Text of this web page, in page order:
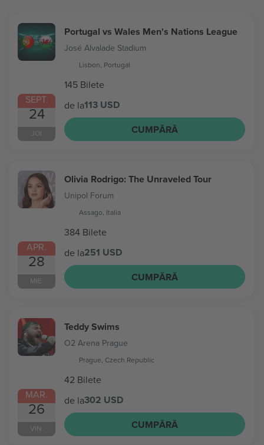
SEPT.
24
JOI
Portugal vs Wales Men's Nations League
José Alvalade Stadium
Lisbon, Portugal
145 Bilete
de la113 USD
CUMPĂRĂ
APR.
28
MIE.
Olivia Rodrigo: The Unraveled Tour
Unipol Forum
Assago, Italia
384 Bilete
de la251 USD
CUMPĂRĂ
MAR.
26
VIN.
Teddy Swims
O2 Arena Prague
Prague, Czech Republic
42 Bilete
de la302 USD
CUMPĂRĂ